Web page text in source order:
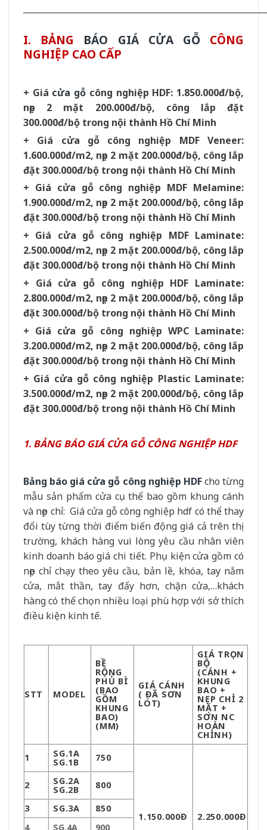
I. BẢNG BÁO GIÁ CỬA GỖ CÔNG
NGHIỆP CAO CẤP
+ Giá cửa gỗ công nghiệp HDF: 1.850.000đ/bộ,
nẹp 2 mặt 200.000đ/bộ, công lắp đặt
300.000đ/bộ trong nội thành Hồ Chí Minh
+ Giá cửa gỗ công nghiệp MDF Veneer:
1.600.000đ/m2, nẹp 2 mặt 200.000đ/bộ, công lắp
đặt 300.000đ/bộ trong nội thành Hồ Chí Minh
+ Giá cửa gỗ công nghiệp MDF Melamine:
1.900.000đ/m2, nẹp 2 mặt 200.000đ/bộ, công lắp
đặt 300.000đ/bộ trong nội thành Hồ Chí Minh
+ Giá cửa gỗ công nghiệp MDF Laminate:
2.500.000đ/m2, nẹp 2 mặt 200.000đ/bộ, công lắp
đặt 300.000đ/bộ trong nội thành Hồ Chí Minh
+ Giá cửa gỗ công nghiệp HDF Laminate:
2.800.000đ/m2, nẹp 2 mặt 200.000đ/bộ, công lắp
đặt 300.000đ/bộ trong nội thành Hồ Chí Minh
+ Giá cửa gỗ công nghiệp WPC Laminate:
3.200.000đ/m2, nẹp 2 mặt 200.000đ/bộ, công lắp
đặt 300.000đ/bộ trong nội thành Hồ Chí Minh
+ Giá cửa gỗ công nghiệp Plastic Laminate:
3.500.000đ/m2, nẹp 2 mặt 200.000đ/bộ, công lắp
đặt 300.000đ/bộ trong nội thành Hồ Chí Minh
1. BẢNG BÁO GIÁ CỬA GỖ CÔNG NGHIỆP HDF
Bảng báo giá cửa gỗ công nghiệp HDFcho từng
mẫu sản phẩm cửa cụ thể bao gồm khung cánh
và nẹp chỉ: Giá cửa gỗ công nghiệp hdf có thể thay
đổi tùy từng thời điểm biến động giá cả trên thị
trường, khách hàng vui lòng yêu cầu nhân viên
kinh doanh báo giá chi tiết. Phụ kiện cửa gồm có
nẹp chỉ chạy theo yêu cầu, bản lề, khóa, tay nắm
cửa, mắt thần, tay đẩy hơn, chặn cửa,…khách
hàng có thể chọn nhiều loại phù hợp với sở thích
điều kiện kinh tế.
STT MODEL
BỀ
RỘNG
PHỦ BÌ
(BAO
GỒM
KHUNG
BAO)
(MM)
GIÁ CÁNH
( ĐÃ SƠN
LÓT)
GIÁ TRỌN
BỘ
(CÁNH +
KHUNG
BAO +
NẸP CHỈ 2
MẶT +
SƠN NC
HOÀN
CHỈNH)
1
SG.1A
SG.1B 750
1.150.000Đ 2.250.000Đ
2 SG.2A
SG.2B 800
3 SG.3A
850
4
SG.4A 900